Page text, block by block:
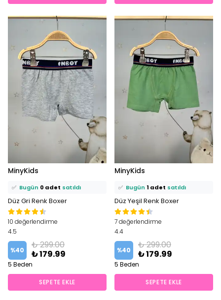
MinyKids
⭐️ Bu ürünü9 kişifavoriledi!
🛒 4 kişisepetine ekledi!
✅ Bugün 0 adet satıldı
Düz Gri Renk Boxer
10 değerlendirme
4.5
%40
₺ 299.00
₺ 179.99
5 Beden
SEPETE EKLE
MinyKids
⭐️ Bu ürünü10 kişifavoriledi!
🛒 5 kişisepetine ekledi!
✅ Bugün 1 adet satıldı
Düz Yeşil Renk Boxer
7 değerlendirme
4.4
%40
₺ 299.00
₺ 179.99
5 Beden
SEPETE EKLE